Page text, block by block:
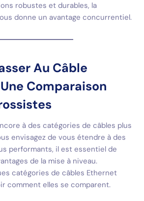
robustes et durables, la
donne un avantage concurrentiel.
Au Câble
Comparaison
à des catégories de câbles plus
envisagez de vous étendre à des
performants, il est essentiel de
de la mise à niveau.
catégories de câbles Ethernet
comment elles se comparent.